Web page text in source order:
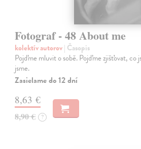
Fotograf - 48 About me
kolektív autorov| Časopis
Pojďme mluvit o sobě. Pojďme zjišťovat, co
jsme.
Zasielame do 12 dní
8,63 €
8,90 € ?